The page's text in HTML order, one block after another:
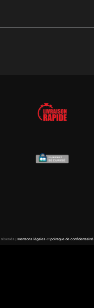
réservés | Mentions légales et politique de confidentialité